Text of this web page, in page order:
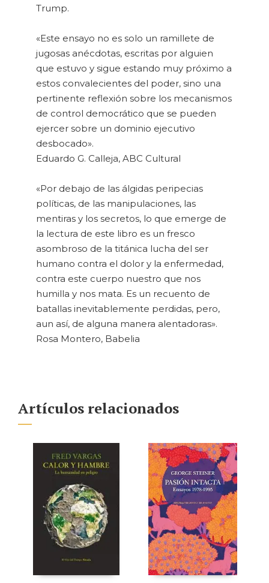
Trump.
«Este ensayo no es solo un ramillete de
jugosas anécdotas, escritas por alguien
que estuvo y sigue estando muy próximo a
estos convalecientes del poder, sino una
pertinente reflexión sobre los mecanismos
de control democrático que se pueden
ejercer sobre un dominio ejecutivo
desbocado».
Eduardo G. Calleja, ABC Cultural
«Por debajo de las álgidas peripecias
políticas, de las manipulaciones, las
mentiras y los secretos, lo que emerge de
la lectura de este libro es un fresco
asombroso de la titánica lucha del ser
humano contra el dolor y la enfermedad,
contra este cuerpo nuestro que nos
humilla y nos mata. Es un recuento de
batallas inevitablemente perdidas, pero,
aun así, de alguna manera alentadoras».
Rosa Montero, Babelia
Artículos relacionados